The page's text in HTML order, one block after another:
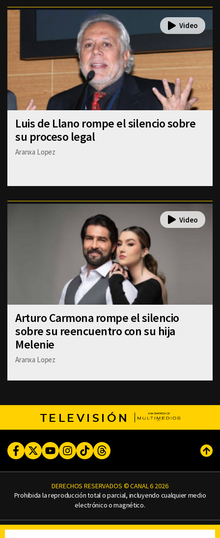
Luis de Llano rompe el silencio sobre
su proceso legal
Aranxa Lopez
Arturo Carmona rompe el silencio
sobre su reencuentro con su hija
Melenie
Aranxa Lopez
TELEVISIÓN
FacebookTwitterYoutubeInstagram
TikTokThreads
DERECHOS RESERVADOS © CANAL 6 2026
Prohibida la reproducción total o parcial, incluyendo cualquier medio
electrónico o magnético.